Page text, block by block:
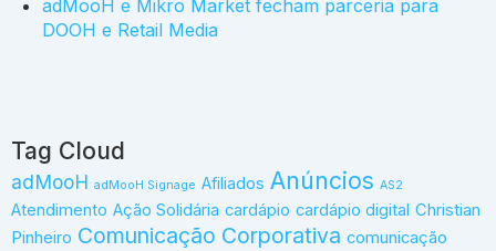
adMooH e Mikro Market fecham parceria para
DOOH e Retail Media
Tag Cloud
adMooH adMooH Signage Afiliados Anúncios AS2
Atendimento Ação Solidária cardápio cardápio digital Christian
Pinheiro Comunicação Corporativa comunicação